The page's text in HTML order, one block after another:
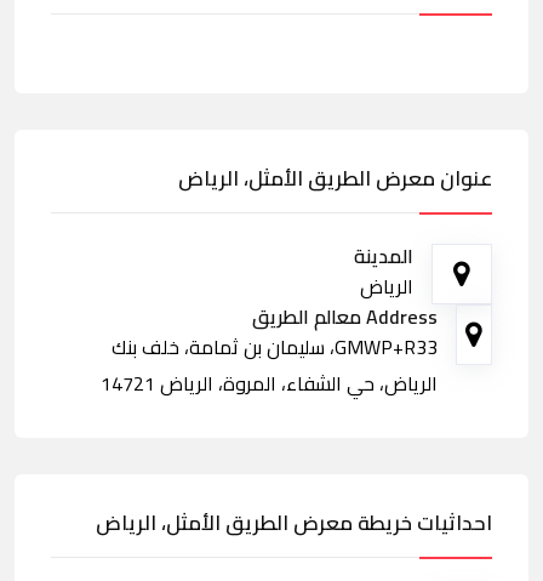
عنوان معرض الطريق الأمثل، الرياض
المدينة
الرياض
Address معالم الطريق
GMWP+R33، سليمان بن ثمامة، خلف بنك
الرياض، حي الشفاء، المروة، الرياض 14721
احداثيات خريطة معرض الطريق الأمثل، الرياض